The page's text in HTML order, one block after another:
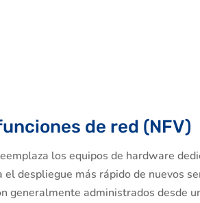
de red (NFV)
los equipos de hardware
despliegue más rápido de nuevos
generalmente administrados desde